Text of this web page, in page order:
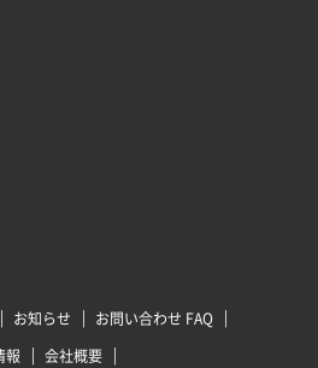
お知らせ
お問い合わせ FAQ
報
会社概要